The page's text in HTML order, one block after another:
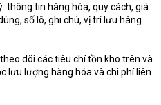
thông tin hàng hóa, quy cách, giá
số lô, ghi chú, vị trí lưu hàng
dõi các tiêu chí tồn kho trên và
lưu lượng hàng hóa và chi phí liên